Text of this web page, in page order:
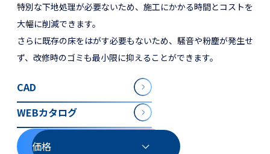
特別な下地処理が必要ないため、施工にかかる時間とコストを
大幅に削減できます。
さらに既存の床をはがす必要もないため、騒音や粉塵が発生せ
ず、改修時のゴミも最小限に抑えることができます。
CAD
WEBカタログ
価格